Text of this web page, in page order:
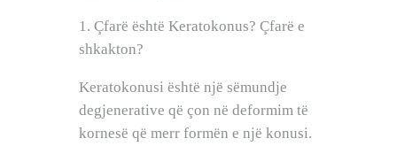
1. Çfarë është Keratokonus? Çfarë e
shkakton?
Keratokonusi është një sëmundje
degjenerative që çon në deformim të
kornesë që merr formën e një konusi.